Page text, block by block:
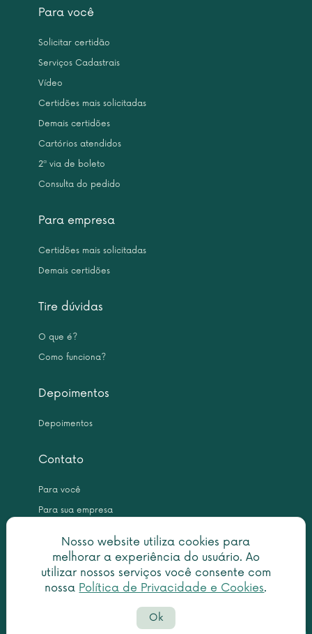
Nosso website utiliza cookies para
melhorar a experiência do usuário. Ao
utilizar nossos serviços você consente com
nossa Política de Privacidade e Cookies.
Ok
Para você
Solicitar certidão
Serviços Cadastrais
Vídeo
Certidões mais solicitadas
Demais certidões
Cartórios atendidos
2ª via de boleto
Consulta do pedido
Para empresa
Certidões mais solicitadas
Demais certidões
Tire dúvidas
O que é?
Como funciona?
Depoimentos
Depoimentos
Contato
Para você
Para sua empresa
Copyright © 2026 Leme Inteligência Forense 10.999.476/0001-31. All
rights reserved.